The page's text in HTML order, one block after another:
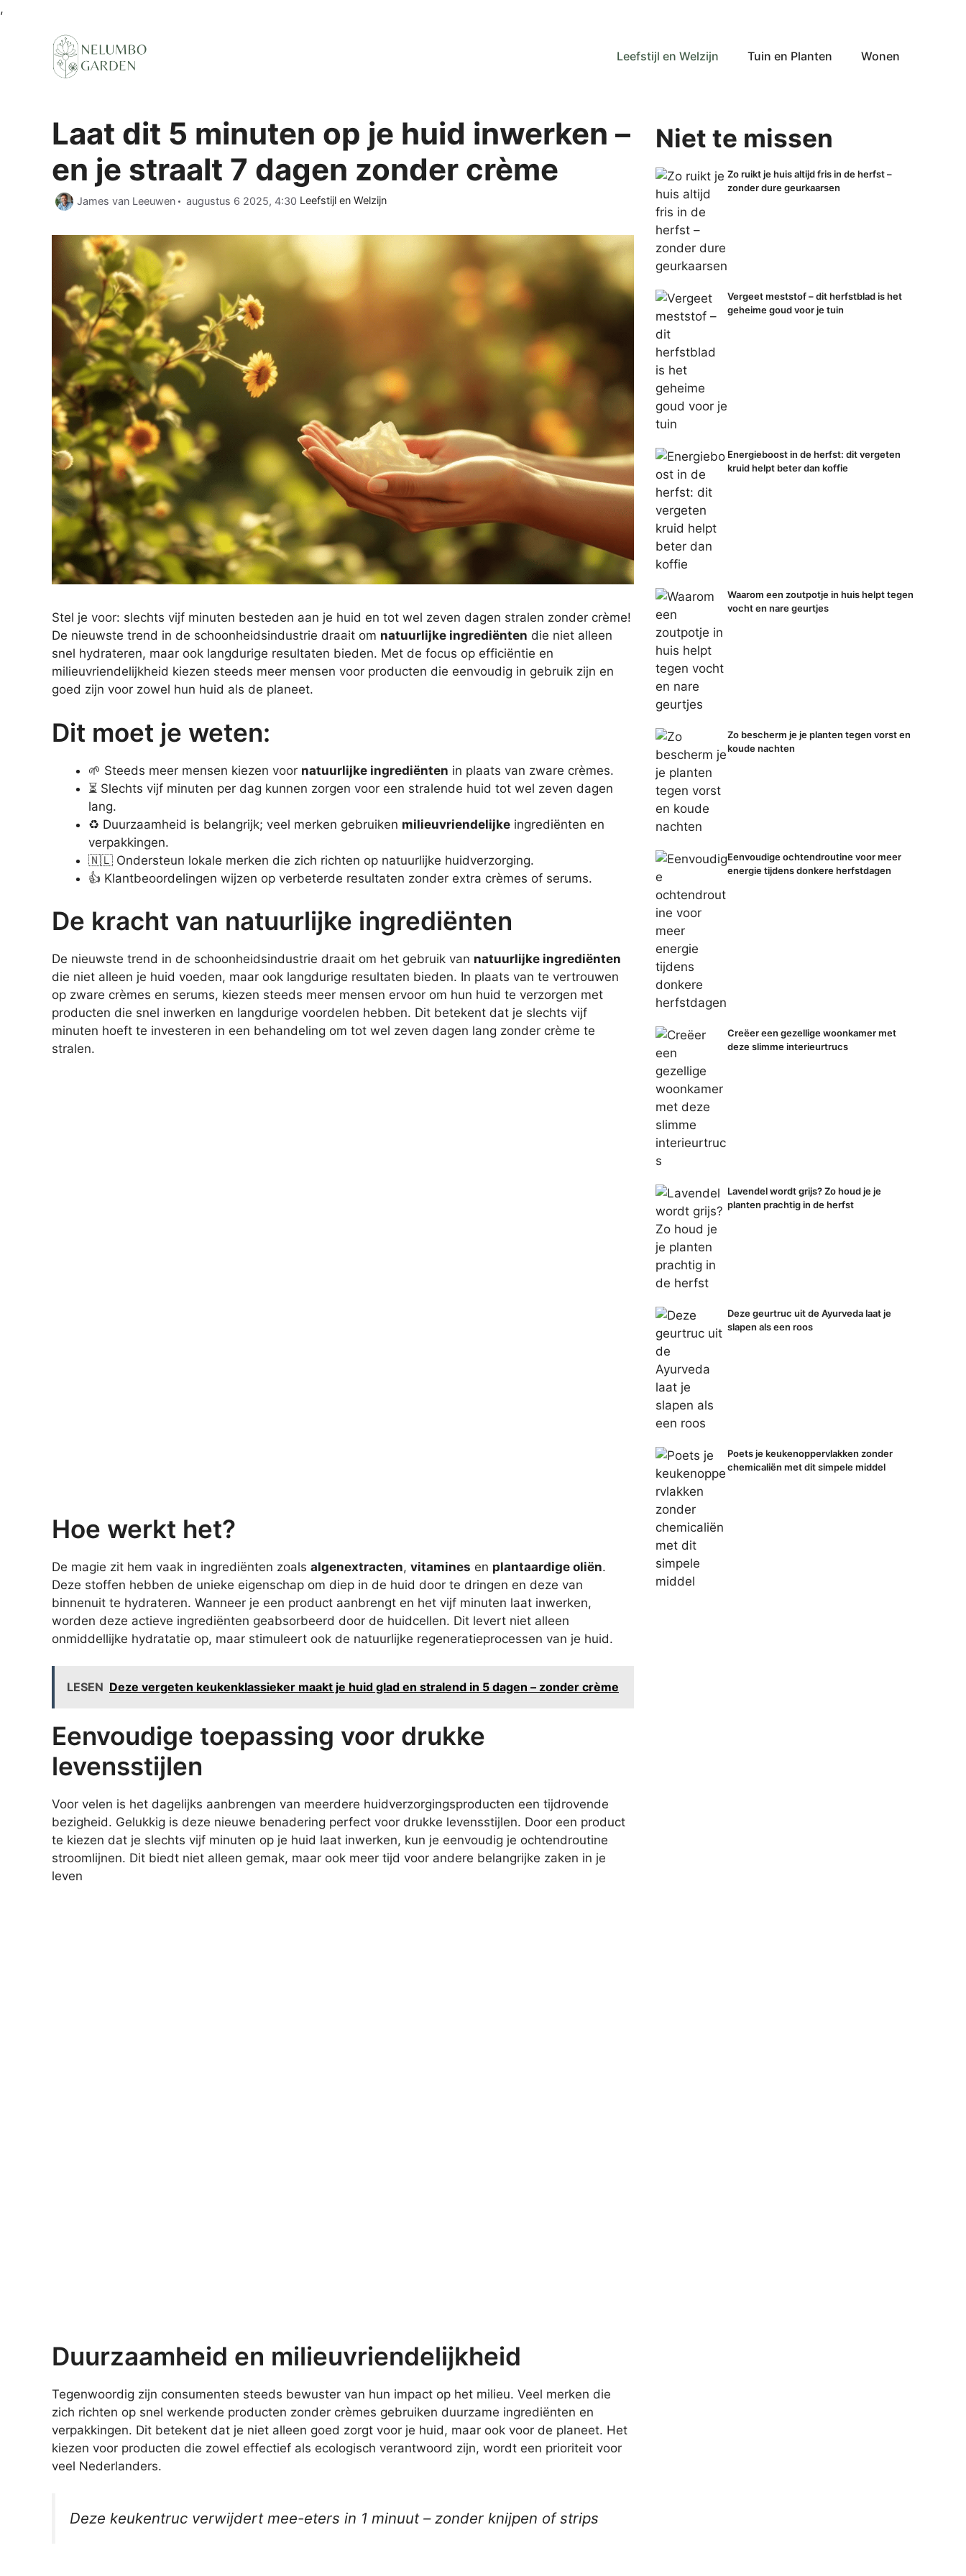
,
Leefstijl en Welzijn Tuin en Planten Wonen
Laat dit 5 minuten op je huid inwerken –
en je straalt 7 dagen zonder crème
James van Leeuwen augustus 6 2025, 4:30 Categorieën
Leefstijl en Welzijn
Stel je voor: slechts vijf minuten besteden aan je huid en tot wel zeven dagen stralen zonder crème!
De nieuwste trend in de schoonheidsindustrie draait om natuurlijke ingrediënten die niet alleen
snel hydrateren, maar ook langdurige resultaten bieden. Met de focus op efficiëntie en
milieuvriendelijkheid kiezen steeds meer mensen voor producten die eenvoudig in gebruik zijn en
goed zijn voor zowel hun huid als de planeet.
Dit moet je weten:
🌱 Steeds meer mensen kiezen voor natuurlijke ingrediënten in plaats van zware crèmes.
⏳ Slechts vijf minuten per dag kunnen zorgen voor een stralende huid tot wel zeven dagen
lang.
♻️ Duurzaamheid is belangrijk; veel merken gebruiken milieuvriendelijke ingrediënten en
verpakkingen.
🇳🇱 Ondersteun lokale merken die zich richten op natuurlijke huidverzorging.
👍 Klantbeoordelingen wijzen op verbeterde resultaten zonder extra crèmes of serums.
De kracht van natuurlijke ingrediënten
De nieuwste trend in de schoonheidsindustrie draait om het gebruik van natuurlijke ingrediënten
die niet alleen je huid voeden, maar ook langdurige resultaten bieden. In plaats van te vertrouwen
op zware crèmes en serums, kiezen steeds meer mensen ervoor om hun huid te verzorgen met
producten die snel inwerken en langdurige voordelen hebben. Dit betekent dat je slechts vijf
minuten hoeft te investeren in een behandeling om tot wel zeven dagen lang zonder crème te
stralen.
Hoe werkt het?
De magie zit hem vaak in ingrediënten zoals algenextracten, vitamines en plantaardige oliën.
Deze stoffen hebben de unieke eigenschap om diep in de huid door te dringen en deze van
binnenuit te hydrateren. Wanneer je een product aanbrengt en het vijf minuten laat inwerken,
worden deze actieve ingrediënten geabsorbeerd door de huidcellen. Dit levert niet alleen
onmiddellijke hydratatie op, maar stimuleert ook de natuurlijke regeneratieprocessen van je huid.
LESEN Deze vergeten keukenklassieker maakt je huid glad en stralend in 5 dagen – zonder crème
Eenvoudige toepassing voor drukke
levensstijlen
Voor velen is het dagelijks aanbrengen van meerdere huidverzorgingsproducten een tijdrovende
bezigheid. Gelukkig is deze nieuwe benadering perfect voor drukke levensstijlen. Door een product
te kiezen dat je slechts vijf minuten op je huid laat inwerken, kun je eenvoudig je ochtendroutine
stroomlijnen. Dit biedt niet alleen gemak, maar ook meer tijd voor andere belangrijke zaken in je
leven
Duurzaamheid en milieuvriendelijkheid
Tegenwoordig zijn consumenten steeds bewuster van hun impact op het milieu. Veel merken die
zich richten op snel werkende producten zonder crèmes gebruiken duurzame ingrediënten en
verpakkingen. Dit betekent dat je niet alleen goed zorgt voor je huid, maar ook voor de planeet. Het
kiezen voor producten die zowel effectief als ecologisch verantwoord zijn, wordt een prioriteit voor
veel Nederlanders.
Deze keukentruc verwijdert mee-eters in 1 minuut – zonder knijpen of strips
Niet te missen
Zo ruikt je huis altijd fris in de herfst –
zonder dure geurkaarsen
Vergeet meststof – dit herfstblad is het
geheime goud voor je tuin
Energieboost in de herfst: dit vergeten
kruid helpt beter dan koffie
Waarom een zoutpotje in huis helpt tegen
vocht en nare geurtjes
Zo bescherm je je planten tegen vorst en
koude nachten
Eenvoudige ochtendroutine voor meer
energie tijdens donkere herfstdagen
Creëer een gezellige woonkamer met
deze slimme interieurtrucs
Lavendel wordt grijs? Zo houd je je
planten prachtig in de herfst
Deze geurtruc uit de Ayurveda laat je
slapen als een roos
Poets je keukenoppervlakken zonder
chemicaliën met dit simpele middel